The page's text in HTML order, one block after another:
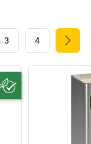
3 4